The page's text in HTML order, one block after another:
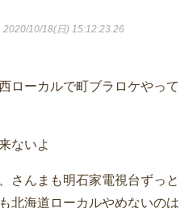
2020/10/18(日) 15:12:23.26
ローカルで町ブラロケやって
ないよ
さんまも明石家電視台ずっと
北海道ローカルやめないのは